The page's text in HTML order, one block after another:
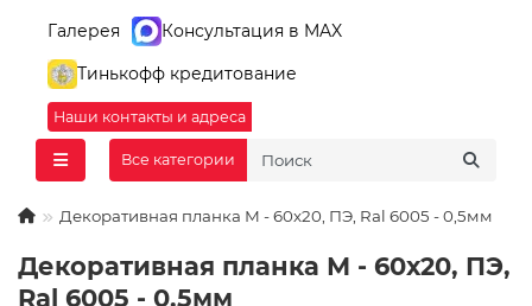
Галерея
Консультация в MAX
Тинькофф кредитование
Наши контакты и адреса
Все категории
Декоративная планка М - 60х20, ПЭ, Ral 6005 - 0,5мм
Декоративная планка М - 60х20, ПЭ,
Ral 6005 - 0,5мм